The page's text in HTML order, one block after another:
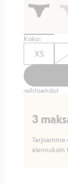
Koko:
XS
Sujuva
3
Tarjoamme
alennuksiin